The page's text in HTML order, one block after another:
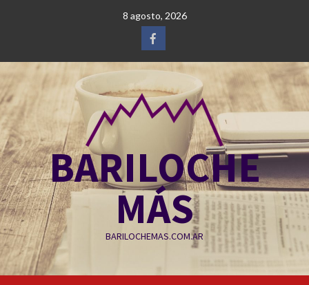
8 agosto, 2026
Facebook
BARILOCHE
MÁS
BARILOCHEMAS.COM.AR